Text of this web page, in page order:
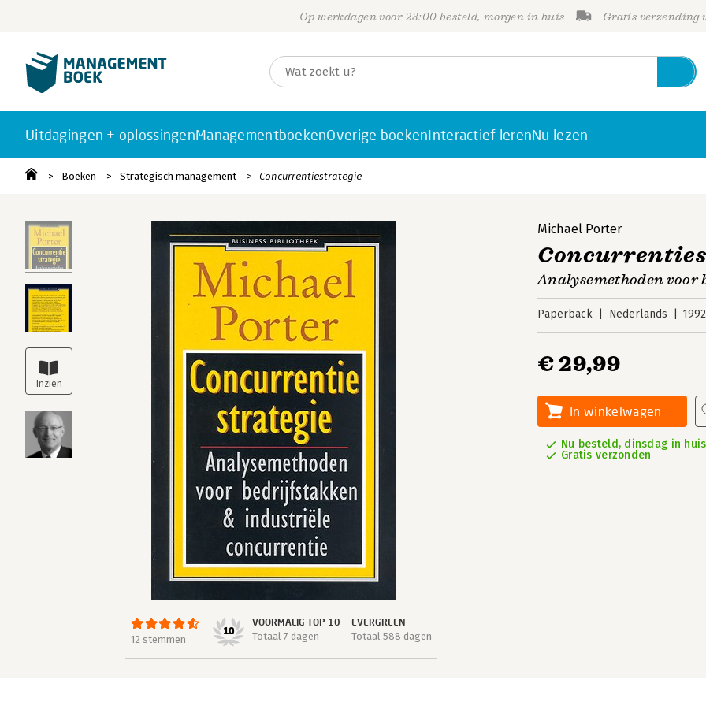
Op werkdagen voor 23:00 besteld, morgen in huis Gratis verzending
Uitdagingen + oplossingenManagementboekenOverige boekenInteractief lerenNu lezen
Boeken Strategisch management Concurrentiestrategie
12 stemmen
10
VOORMALIG TOP 10
Totaal 7 dagen
EVERGREEN
Totaal 588 dagen
Michael Porter
Analysemethoden
Paperback Nederlands 1992
€ 29,99
In winkelwagen
Nu besteld, dinsdag in huis
Gratis verzonden